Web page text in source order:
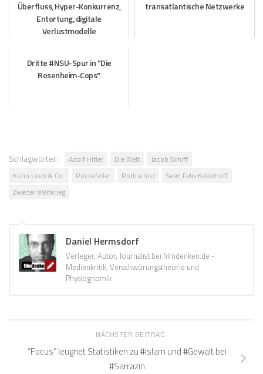
Überfluss, Hyper-Konkurrenz,
Entortung, digitale
Verlustmodelle
transatlantische Netzwerke
Dritte #NSU-Spur in "Die
Rosenheim-Cops"
Schlagwörter: Adolf Hitler Die Welt
Jacob Schiff
Kuhn Loeb & Co.
Rockefeller Rothschild
Sven Felix Kellerhoff
Zweiter Weltkrieg
Daniel Hermsdorf
Verleger, Autor, Journalist bei filmdenken.de -
Medienkritik, Verschwörungstheorie und
Physiognomik
NÄCHSTER BEITRAG
“Focus” leugnet Statistiken zu #Islam und #Gewalt bei
#Sarrazin